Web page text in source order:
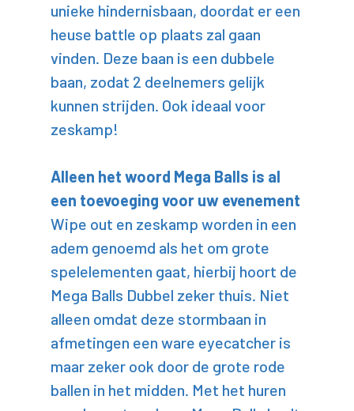
unieke hindernisbaan, doordat er een
heuse battle op plaats zal gaan
vinden. Deze baan is een dubbele
baan, zodat 2 deelnemers gelijk
kunnen strijden. Ook ideaal voor
zeskamp!
Alleen het woord Mega Balls is al
een toevoeging voor uw evenement
Wipe out en zeskamp worden in een
adem genoemd als het om grote
spelelementen gaat, hierbij hoort de
Mega Balls Dubbel zeker thuis. Niet
alleen omdat deze stormbaan in
afmetingen een ware eyecatcher is
maar zeker ook door de grote rode
ballen in het midden. Met het huren